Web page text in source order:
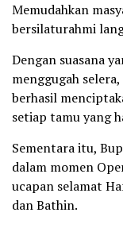
Memudahkan
bersilaturahmi
Dengan suasana
menggugah
berhasil
setiap tamu yang
Sementara itu,
dalam momen
ucapan selamat
dan Bathin.